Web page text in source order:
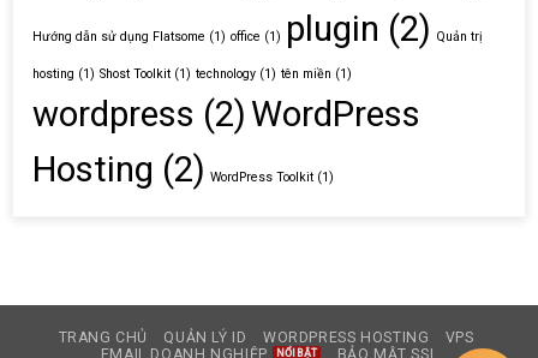
Hướng dẫn sử dụng Flatsome (1) office (1) plugin (2) Quản trị
hosting (1) Shost Toolkit(1) technology(1) tên miền (1)
wordpress (2) WordPress
Hosting (2) WordPress Toolkit(1)
TRANG CHỦ QUẢN LÝ ID WORDPRESS HOSTING
VPS
EMAIL DOANH NGHIỆP
BẢO MẬT SSL